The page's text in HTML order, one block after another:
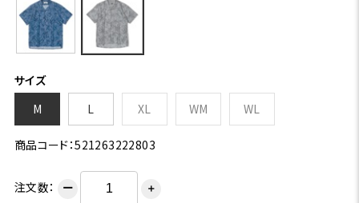
サイズ
M
L XL WM WL
商品コード：521263222803
注文数： ー ＋